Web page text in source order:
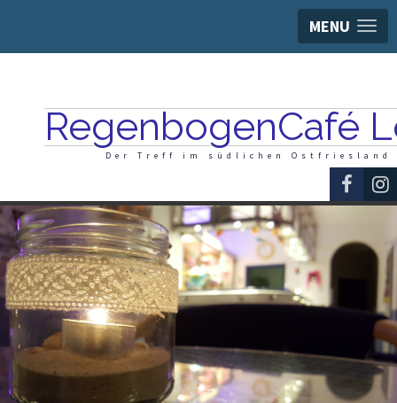
MENU
RegenbogenCafé
Der Treff im südlichen Ostfriesland